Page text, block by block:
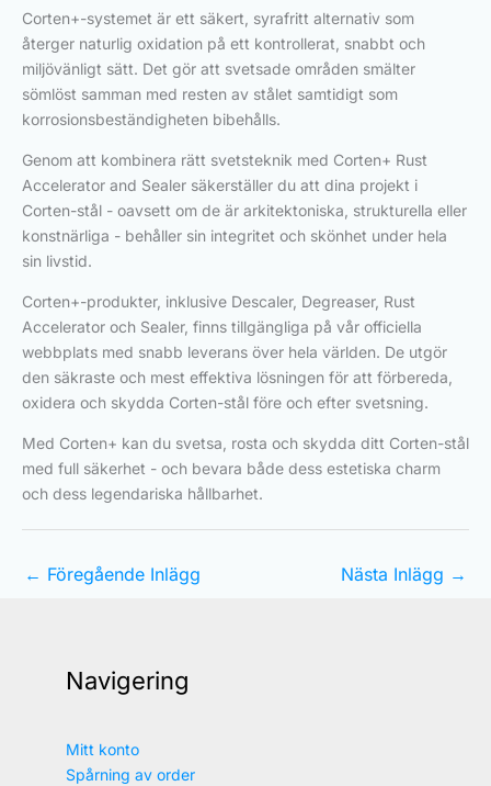
Corten+-systemet är ett säkert, syrafritt alternativ som
återger naturlig oxidation på ett kontrollerat, snabbt och
miljövänligt sätt. Det gör att svetsade områden smälter
sömlöst samman med resten av stålet samtidigt som
korrosionsbeständigheten bibehålls.
Genom att kombinera rätt svetsteknik med Corten+ Rust
Accelerator and Sealer säkerställer du att dina projekt i
Corten-stål - oavsett om de är arkitektoniska, strukturella eller
konstnärliga - behåller sin integritet och skönhet under hela
sin livstid.
Corten+-produkter, inklusive Descaler, Degreaser, Rust
Accelerator och Sealer, finns tillgängliga på vår officiella
webbplats med snabb leverans över hela världen. De utgör
den säkraste och mest effektiva lösningen för att förbereda,
oxidera och skydda Corten-stål före och efter svetsning.
Med Corten+ kan du svetsa, rosta och skydda ditt Corten-stål
med full säkerhet - och bevara både dess estetiska charm
och dess legendariska hållbarhet.
← Föregående Inlägg Nästa Inlägg →
Navigering
Mitt konto
Spårning av order